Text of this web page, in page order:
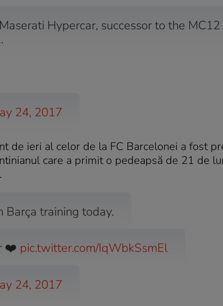
Hypercar, successor to the MC12
24, 2017
de ieri al celor de la FC Barcelonei a fost
care a primit o pedeapsă de 21 de
Barça training today.
❤️ pic.twitter.com/IqWbkSsmEl
24, 2017